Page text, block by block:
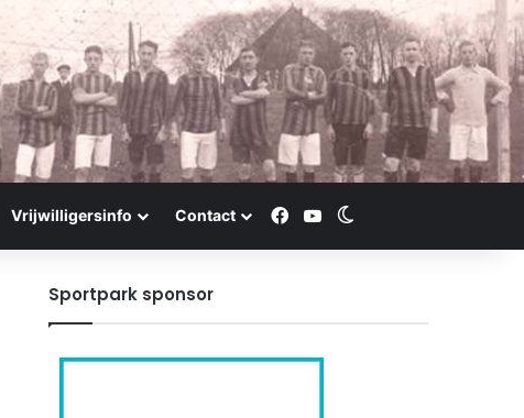
Vrijwilligersinfo Contact Facebook
YouTube
Sportpark sponsor